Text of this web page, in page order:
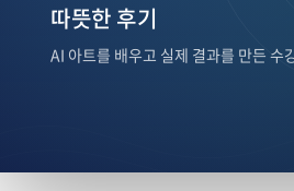
따뜻한 후기
AI 아트를 배우고 실제 결과를 만든 수